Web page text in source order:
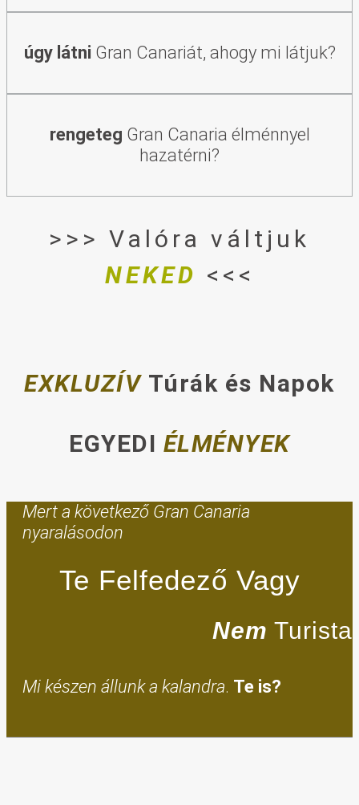
úgy látni Gran Canariát, ahogy mi látjuk?
rengeteg Gran Canaria élménnyel
hazatérni?
>>> Valóra váltjuk
NEKED <<<
EXKLUZÍV Túrák és Napok
EGYEDI ÉLMÉNYEK
Mert a következő Gran Canaria
nyaralásodon
Te Felfedező Vagy
Nem Turista
Mi készen állunk a kalandra. Te is?